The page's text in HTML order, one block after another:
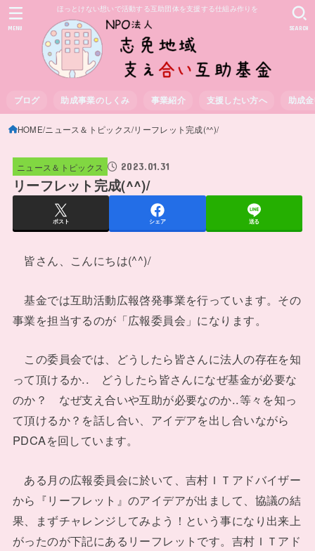
ほっとけない想いで活動する互助団体を支援する仕組み作りを
ブログ 助成事業のしくみ 事業紹介 支援したい方へ 助成
SEARCH
MENU
HOME ニュース＆トピックス リーフレット完成(^^)/
ニュース＆トピックス 2023.01.31
リーフレット完成(^^)/
ポスト シェア 送る
皆さん、こんにちは(^^)/
基金では互助活動広報啓発事業を行っています。その
事業を担当するのが「広報委員会」になります。
この委員会では、どうしたら皆さんに法人の存在を知
って頂けるか.. どうしたら皆さんになぜ基金が必要な
のか？ なぜ支え合いや互助が必要なのか..等々を知っ
て頂けるか？を話し合い、アイデアを出し合いながら
PDCAを回しています。
ある月の広報委員会に於いて、吉村ＩＴアドバイザー
から『リーフレット』のアイデアが出まして、協議の結
果、まずチャレンジしてみよう！という事になり出来上
がったのが下記にあるリーフレットです。吉村ＩＴアド